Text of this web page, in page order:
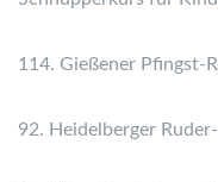
114. Gießener Pfingst-
92. Heidelberger